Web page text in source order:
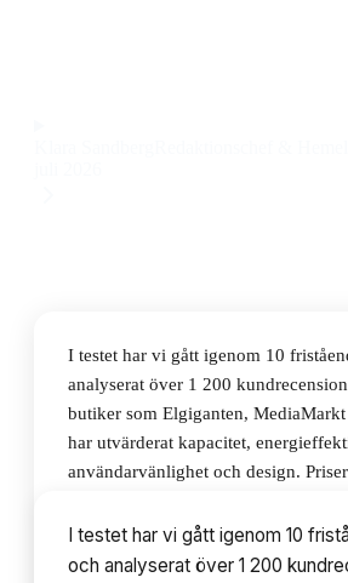
I testet har vi gått igenom 10
analyserat över 1 200
butiker som Elgiganten,
har utvärderat kapacitet,
användarvänlighet och design.
Innehållsförteckning
I testet har vi gått igenom 10
och analyserat över 1 200